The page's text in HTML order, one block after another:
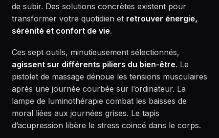
de subir. Des solutions concrètes existent pour
transformer votre quotidien et retrouver énergie,
sérénité et confort de vie.
Ces sept outils, minutieusement sélectionnés,
agissent sur différents piliers du bien-être. Le
pistolet de massage dénoue les tensions musculaires
après une journée courbée sur l’ordinateur. La
lampe de luminothérapie combat les baisses de
moral liées aux journées grises. Le tapis
d’acupression libère le stress coincé dans le corps.